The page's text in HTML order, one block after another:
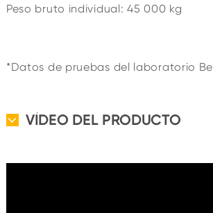
Peso bruto individual: 45 000 kg
*Datos de pruebas del laboratorio
VÍDEO DEL PRODUCTO